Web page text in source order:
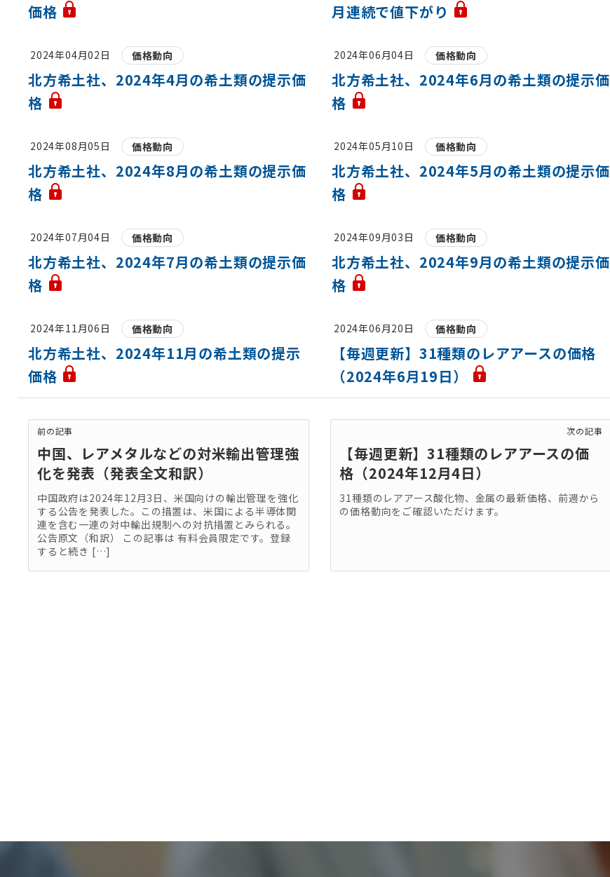
価格
月連続で値下がり
2024年04月02日 価格動向
北方希土社、2024年4月の希土類の提示価
格
2024年06月04日 価格動向
北方希土社、2024年6月の希土類の提示価
格
2024年08月05日 価格動向
北方希土社、2024年8月の希土類の提示価
格
2024年05月10日 価格動向
北方希土社、2024年5月の希土類の提示価
格
2024年07月04日 価格動向
北方希土社、2024年7月の希土類の提示価
格
2024年09月03日 価格動向
北方希土社、2024年9月の希土類の提示価
格
2024年11月06日 価格動向
北方希土社、2024年11月の希土類の提示
価格
2024年06月20日 価格動向
【毎週更新】31種類のレアアースの価格
（2024年6月19日）
前の記事
中国、レアメタルなどの対米輸出管理強
化を発表（発表全文和訳）
中国政府は2024年12月3日、米国向けの輸出管理を強化
する公告を発表した。この措置は、米国による半導体関
連を含む一連の対中輸出規制への対抗措置とみられる。
公告原文（和訳） この記事は 有料会員限定です。登録
すると続き […]
次の記事
【毎週更新】31種類のレアアースの価
格（2024年12月4日）
31種類のレアアース酸化物、金属の最新価格、前週から
の価格動向をご確認いただけます。